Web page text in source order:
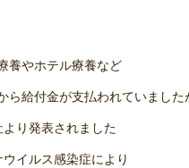
養やホテル療養など
ら給付金が支払われていました
り発表されました
イルス感染症により